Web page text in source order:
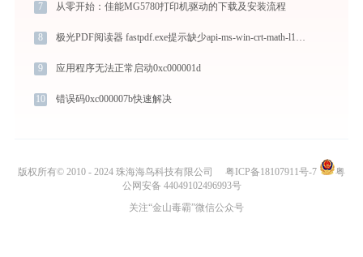
7 从零开始：佳能MG5780打印机驱动的下载及安装流程
8 极光PDF阅读器 fastpdf.exe提示缺少api-ms-win-crt-math-l1-1-0.dll文件的解决办法
9 应用程序无法正常启动0xc000001d
10 错误码0xc000007b快速解决
版权所有© 2010 - 2024 珠海海鸟科技有限公司 粤ICP备18107911号-7
粤
公网安备 44049102496993号
关注“金山毒霸”微信公众号